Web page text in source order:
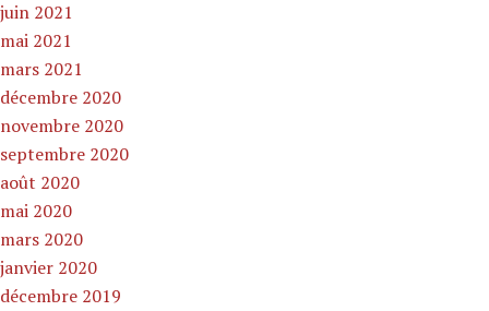
juin 2021
mai 2021
mars 2021
décembre 2020
novembre 2020
septembre 2020
août 2020
mai 2020
mars 2020
janvier 2020
décembre 2019